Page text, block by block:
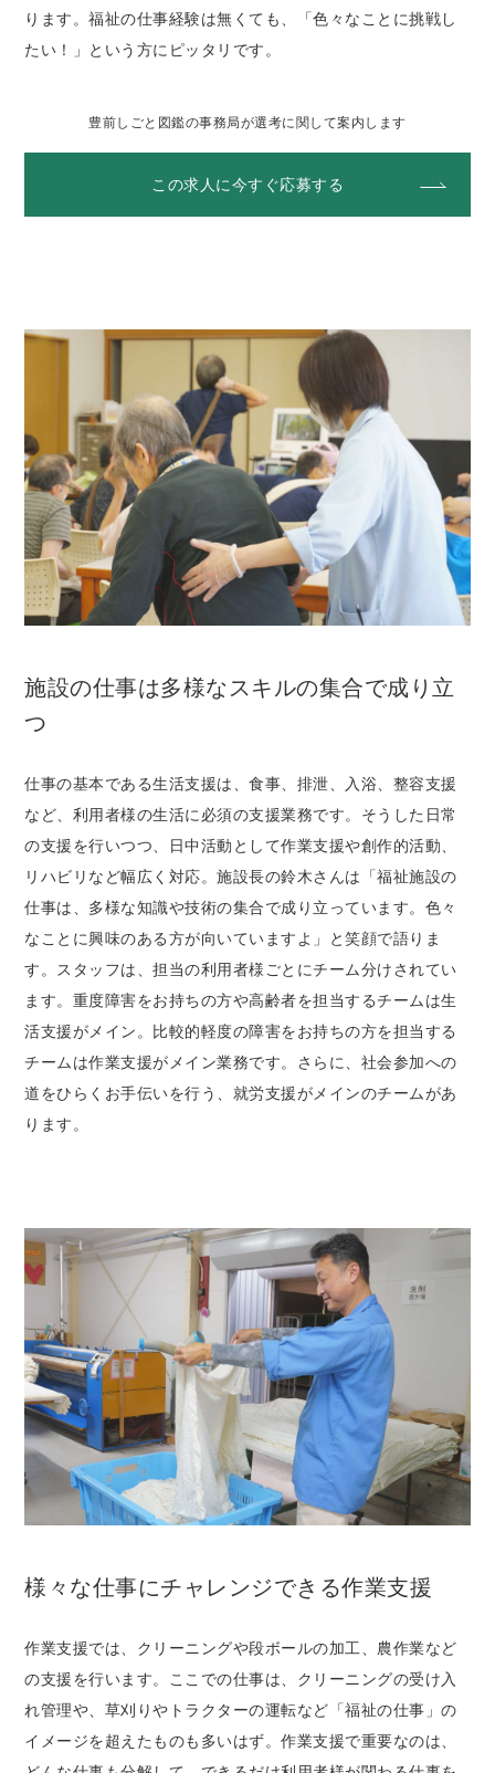
ります。福祉の仕事経験は無くても、「色々なことに挑戦し
たい！」という方にピッタリです。
豊前しごと図鑑の事務局が選考に関して案内します
この求人に今すぐ応募する
施設の仕事は多様なスキルの集合で成り立
つ
仕事の基本である生活支援は、食事、排泄、入浴、整容支援
など、利用者様の生活に必須の支援業務です。そうした日常
の支援を行いつつ、日中活動として作業支援や創作的活動、
リハビリなど幅広く対応。施設長の鈴木さんは「福祉施設の
仕事は、多様な知識や技術の集合で成り立っています。色々
なことに興味のある方が向いていますよ」と笑顔で語りま
す。スタッフは、担当の利用者様ごとにチーム分けされてい
ます。重度障害をお持ちの方や高齢者を担当するチームは生
活支援がメイン。比較的軽度の障害をお持ちの方を担当する
チームは作業支援がメイン業務です。さらに、社会参加への
道をひらくお手伝いを行う、就労支援がメインのチームがあ
ります。
様々な仕事にチャレンジできる作業支援
作業支援では、クリーニングや段ボールの加工、農作業など
の支援を行います。ここでの仕事は、クリーニングの受け入
れ管理や、草刈りやトラクターの運転など「福祉の仕事」の
イメージを超えたものも多いはず。作業支援で重要なのは、